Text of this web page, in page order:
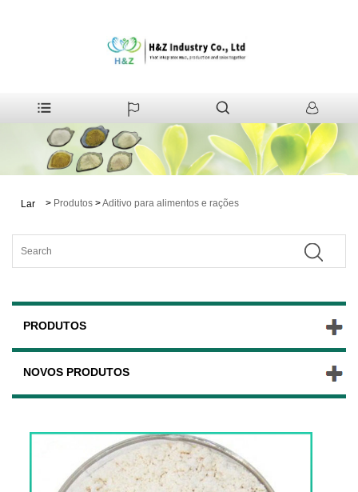
Lar > Produtos >Aditivo para alimentos e rações
PRODUTOS
NOVOS PRODUTOS